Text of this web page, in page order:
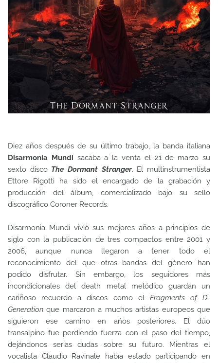
Diez años después de su último trabajo, la banda italiana
Disarmonia Mundi sacaba a la venta el 21 de marzo su
sexto disco The Dormant Stranger. El multinstrumentista
Ettore Rigotti ha sido el encargado de la grabación y
producción del álbum, comercializado bajo su sello
discográfico Coroner Records.
Disarmonia Mundi vivió sus mejores años a principios de
siglo con la publicación de tres compactos entre 2001 y
2006, aunque nunca llegaron a tener todo el
reconocimiento del que otras bandas del género han
podido disfrutar. Sin embargo, los seguidores más
incondicionales del death metal melódico guardan un
cariñoso recuerdo a discos como el Fragments of D-
Generation que marcaron a muchos artistas europeos que
siguieron ese camino en años posteriores. El dúo
transalpino fue perdiendo fuerza con el paso del tiempo,
dejándonos serias dudas sobre su futuro. Mientras el
vocalista Claudio Ravinale había estado participando en